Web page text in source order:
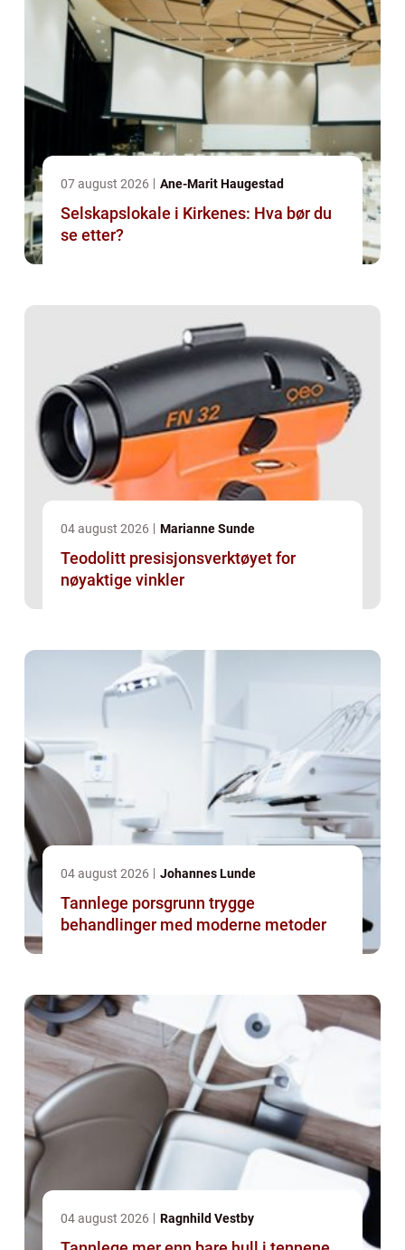
07 august 2026 Ane-Marit Haugestad
Selskapslokale i Kirkenes: Hva bør du
se etter?
04 august 2026 Marianne Sunde
Teodolitt presisjonsverktøyet for
nøyaktige vinkler
04 august 2026 Johannes Lunde
Tannlege porsgrunn trygge
behandlinger med moderne metoder
04 august 2026 Ragnhild Vestby